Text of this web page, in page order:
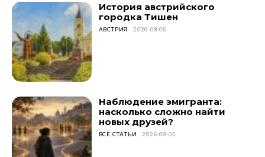
История австрийского
городка Тишен
АВСТРИЯ 2026-08-06
Наблюдение эмигранта:
насколько сложно найти
новых друзей?
ВСЕ СТАТЬИ 2026-08-05